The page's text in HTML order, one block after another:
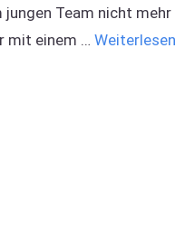
Team nicht mehr
mit einem … Weiterlesen